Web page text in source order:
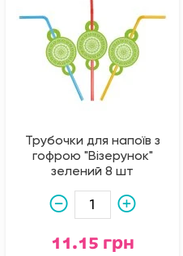
Трубочки для напоїв з
гофрою "Візерунок"
зелений 8 шт
11.15 грн